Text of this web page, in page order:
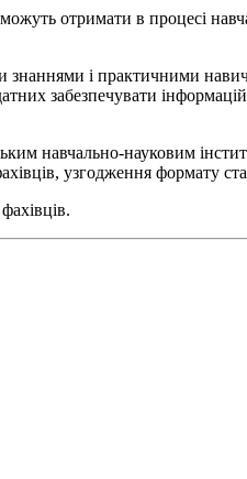
отримати в процесі
і практичними
забезпечувати
навчально-науковим
узгодження формату